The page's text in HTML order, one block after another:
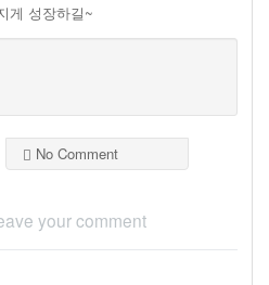
게 성장하길~
No Comment
your comment